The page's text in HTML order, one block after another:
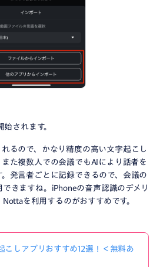
されます。
るので、かなり精度の高い文字起こし
た複数人での会議でもAIにより話者を
発言者ごとに記録できるので、会議の
きますね。iPhoneの音声認識のデメリ
を利用するのがおすすめです。
こしアプリおすすめ12選！＜無料あ